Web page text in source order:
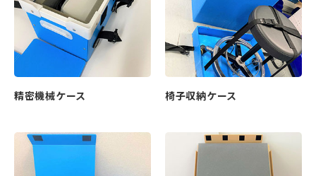
精密機械ケース 椅子収納ケース